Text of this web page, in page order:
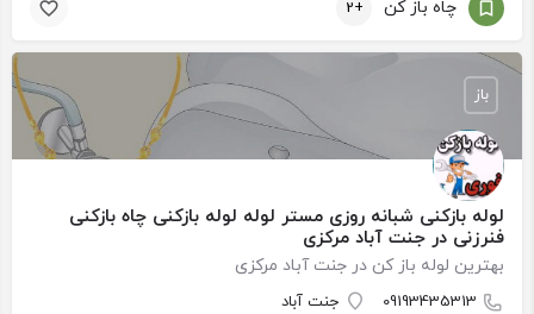
چاه باز کن +2
لوله بازکنی شبانه روزی مستر لوله لوله بازکنی چاه بازکنی
فنرزنی در جنت آباد مرکزی
بهترین لوله باز کن در جنت آباد مرکزی
09193435313 جنت آباد
باز